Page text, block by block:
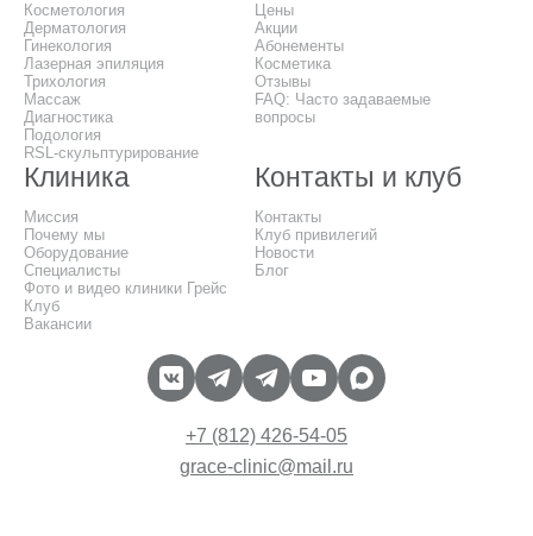
Косметология
Дерматология
Гинекология
Лазерная эпиляция
Трихология
Массаж
Диагностика
Подология
RSL-скульптурирование
Цены
Акции
Абонементы
Косметика
Отзывы
FAQ: Часто задаваемые
вопросы
Клиника
Миссия
Почему мы
Оборудование
Специалисты
Фото и видео клиники Грейс
Клуб
Вакансии
Контакты и клуб
Контакты
Клуб привилегий
Новости
Блог
+7 (812) 426-54-05
grace-clinic@mail.ru